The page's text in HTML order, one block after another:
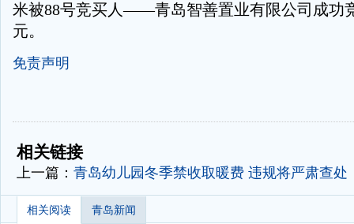
米被88号竞买人——青岛智善置业有限公司成功
元。
免责声明
-
相关链接
上一篇： 青岛幼儿园冬季禁收取暖费 违规将严肃查处
相关阅读 青岛新闻